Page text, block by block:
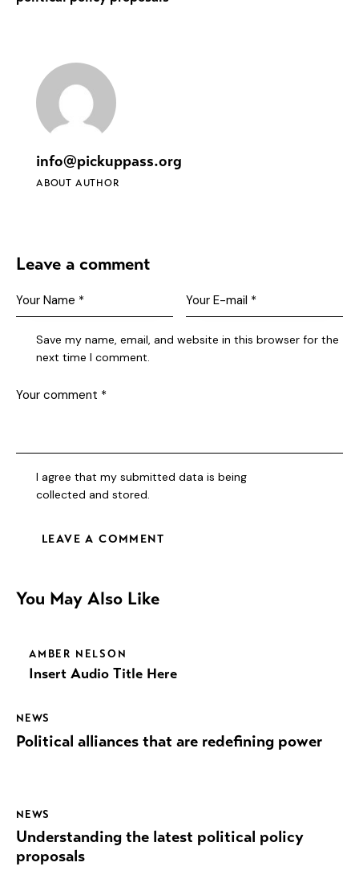
info@pickuppass.org
ABOUT AUTHOR
Leave a comment
Save my name, email, and website in this browser for the
next time I comment.
I agree that my submitted data is being
collected and stored.
You May Also Like
AMBER NELSON
Insert Audio Title Here
NEWS
Political alliances that are redefining power
NEWS
Understanding the latest political policy
proposals